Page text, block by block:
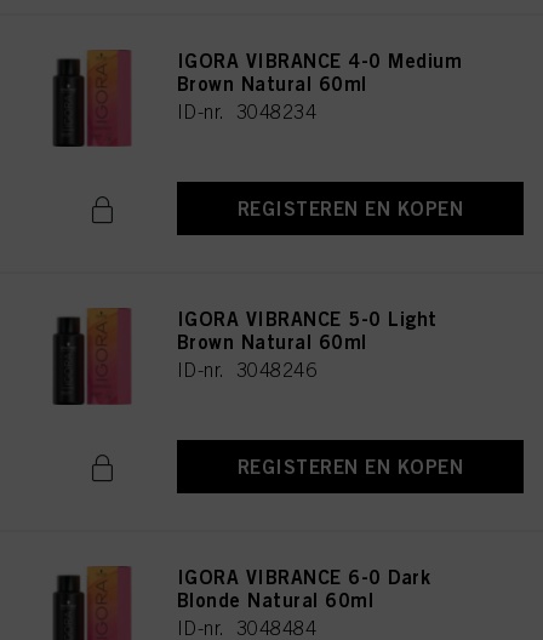
IGORA VIBRANCE 4-0 Medium
Brown Natural 60ml
ID-nr. 3048234
REGISTEREN EN KOPEN
IGORA VIBRANCE 5-0 Light
Brown Natural 60ml
ID-nr. 3048246
REGISTEREN EN KOPEN
IGORA VIBRANCE 6-0 Dark
Blonde Natural 60ml
ID-nr. 3048484